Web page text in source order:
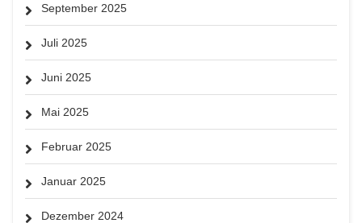
September 2025
Juli 2025
Juni 2025
Mai 2025
Februar 2025
Januar 2025
Dezember 2024